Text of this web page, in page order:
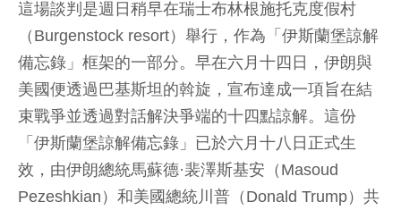
這場談判是週日稍早在瑞士布林根施托克度假村
（Burgenstock resort）舉行，作為「伊斯蘭堡諒解
備忘錄」框架的一部分。早在六月十四日，伊朗與
美國便透過巴基斯坦的斡旋，宣布達成一項旨在結
束戰爭並透過對話解決爭端的十四點諒解。這份
「伊斯蘭堡諒解備忘錄」已於六月十八日正式生
效，由伊朗總統馬蘇德·裴澤斯基安（Masoud
Pezeshkian）和美國總統川普（Donald Trump）共